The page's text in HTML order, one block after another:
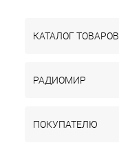
КАТАЛОГ ТОВАРОВ
РАДИОМИР
ПОКУПАТЕЛЮ